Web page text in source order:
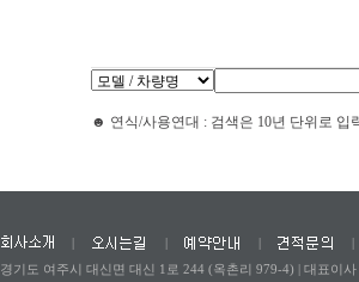
☻ 연식/사용연대 : 검색은 10년 단위로 입
경기도 여주시 대신면 대신 1로 244 (옥촌리 979-4)
대표이사